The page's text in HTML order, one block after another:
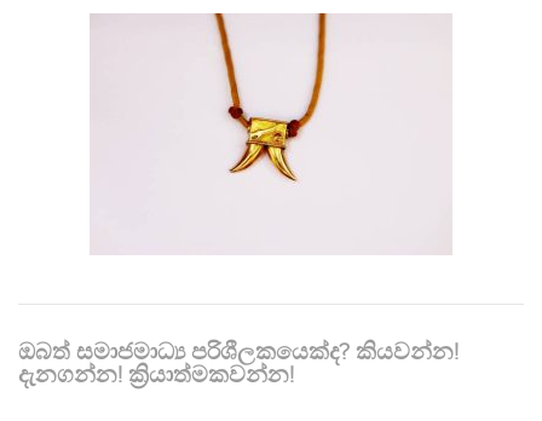
ඔබත් සමාජමාධ්‍ය පරිශීලකයෙක්ද? කියවන්න!
දැනගන්න! ක්‍රියාත්මකවන්න!